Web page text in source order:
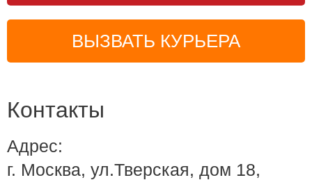
ВЫЗВАТЬ КУРЬЕРА
Контакты
Адрес:
г. Москва, ул.Тверская, дом 18,